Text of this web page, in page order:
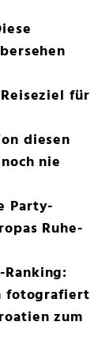
für
diesen
nie
Party-
Ruhe-
fotografiert
zum